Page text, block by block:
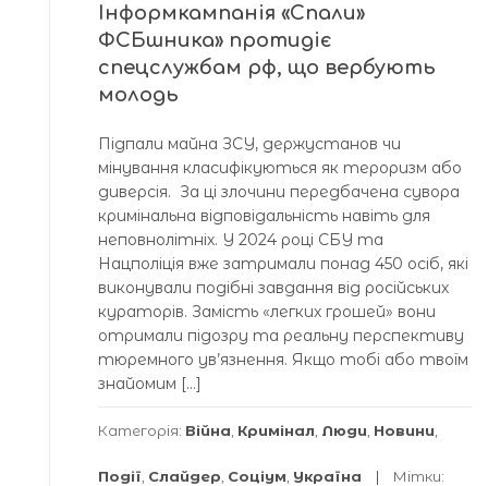
Інформкампанія «Спали»
ФСБшника» протидіє
спецслужбам рф, що вербують
молодь
Підпали майна ЗСУ, держустанов чи
мінування класифікуються як тероризм або
диверсія. За ці злочини передбачена сувора
кримінальна відповідальність навіть для
неповнолітніх. У 2024 році СБУ та
Нацполіція вже затримали понад 450 осіб, які
виконували подібні завдання від російських
кураторів. Замість «легких грошей» вони
отримали підозру та реальну перспективу
тюремного ув’язнення. Якщо тобі або твоїм
знайомим […]
Категорія: Війна Кримінал Люди Новини
Події Слайдер Соціум Україна Мітки: